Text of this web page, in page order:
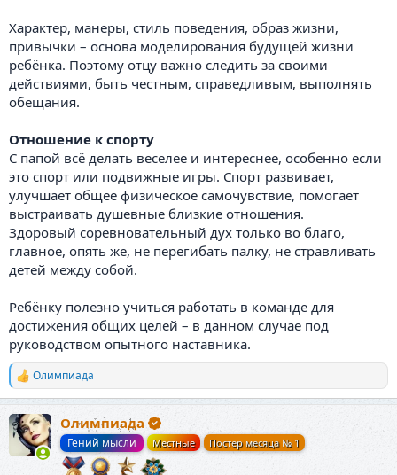
Характер, манеры, стиль поведения, образ жизни,
привычки – основа моделирования будущей жизни
ребёнка. Поэтому отцу важно следить за своими
действиями, быть честным, справедливым, выполнять
обещания.
Отношение к спорту
С папой всё делать веселее и интереснее, особенно если
это спорт или подвижные игры. Спорт развивает,
улучшает общее физическое самочувствие, помогает
выстраивать душевные близкие отношения.
Здоровый соревновательный дух только во благо,
главное, опять же, не перегибать палку, не стравливать
детей между собой.
Ребёнку полезно учиться работать в команде для
достижения общих целей – в данном случае под
руководством опытного наставника.
Р
е
к
ц
Олимпиада
Олимпиада
Гений мысли Местные Постер месяца № 1